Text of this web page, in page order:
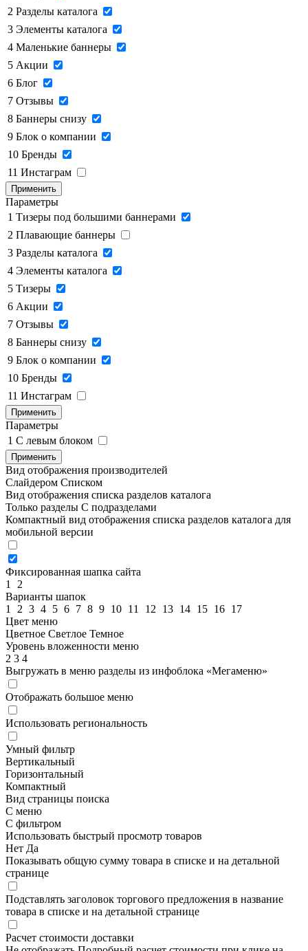
2 Разделы каталога
3 Элементы каталога
4 Маленькие баннеры
5 Акции
6 Блог
7 Отзывы
8 Баннеры снизу
9 Блок о компании
10 Бренды
11 Инстаграм
Применить
Параметры
1 Тизеры под большими баннерами
2 Плавающие баннеры
3 Разделы каталога
4 Элементы каталога
5 Тизеры
6 Акции
7 Отзывы
8 Баннеры снизу
9 Блок о компании
10 Бренды
11 Инстаграм
Применить
Параметры
1 C левым блоком
Применить
Вид отображения производителей
Слайдером Списком
Вид отображения списка разделов каталога
Только разделы С подразделами
Компактный вид отображения списка разделов каталога для
мобильной версии
Фиксированная шапка сайта
1
2
Варианты шапок
1
2 3 4 5 6 7 8 9 10 11 12 13 14 15 16 17
Цвет меню
Цветное Светлое Темное
Уровень вложенности меню
2 3 4
Выгружать в меню разделы из инфоблока «Мегаменю»
Отображать большое меню
Использовать региональность
Умный фильтр
Вертикальный
Горизонтальный
Компактный
Вид страницы поиска
С меню
С фильтром
Использовать быстрый просмотр товаров
Нет Да
Показывать общую сумму товара в списке и на детальной
странице
Подставлять заголовок торгового предложения в название
товара в списке и на детальной странице
Расчет стоимости доставки